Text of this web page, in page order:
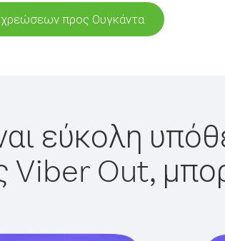
προς Ουγκάντα
εύκολη
Viber Out,